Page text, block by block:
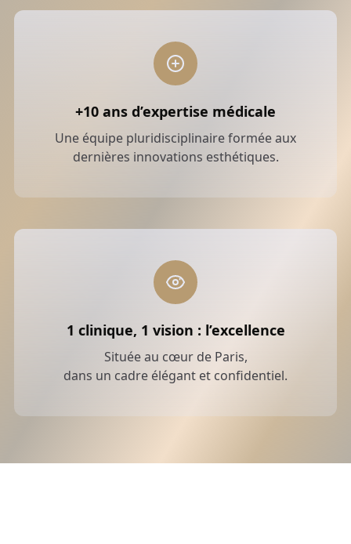
+10 ans d’expertise médicale
Une équipe pluridisciplinaire formée aux
dernières innovations esthétiques.
1 clinique, 1 vision : l’excellence
Située au cœur de Paris,
dans un cadre élégant et confidentiel.